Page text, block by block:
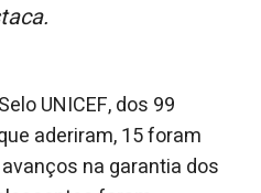
UNICEF, dos 99
aderiram, 15 foram
na garantia dos